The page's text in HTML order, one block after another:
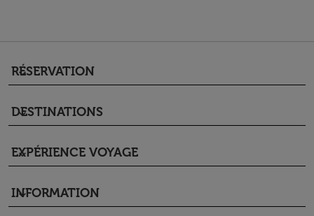
RÉSERVATION
keyboard_arrow_down
DESTINATIONS
keyboard_arrow_down
EXPÉRIENCE VOYAGE
keyboard_arrow_down
INFORMATION
keyboard_arrow_down